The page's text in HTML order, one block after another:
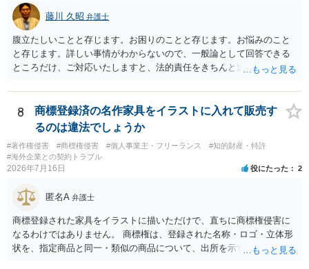
について日本と異なるルールが適用されている可能性があるからで
す。 https://www.cao.go.jp/consumer/doc/101126_shiryou3-2.pdf ４
頁（４）参照 そのため、違約金条項が設けられていなくても、すでに
一定の金員を語学学校側が負担する必要が生じている場合、語学学校
側が、 民法６５０条・656条の規定で、委任事務を処理するのに必要
と認められる費用・債務を負担したとして、費用償還をあなたに行う
可能性は排除しきれないと思われます。 そのため、１の回答として
は、ただちに支払うと明言する必要はありませんが、理屈付けによっ
てあなたに、費用償還を請求する可能性は排斥できないように思いま
す。 ２・次にエージェントに説明義務があるかどうかですか。まず、
エージェントとあなたの間に仲介契約等、何等かの契約が存在してい
なければ 債務不履行責任は問えません。残るは不法行為責任となりま
すが、語学留学の中途キャンセルで費用が発生することを、エージェ
ントが説明すべきなのか、語学学校側が説明すべきなのか、そしてそ
れが法的な義務となりえるのか、そこから争いになる可能性はあると
思います。 基本的には契約当事者があなたに説明するべきものと思
われます。 ３・いずれにしても、キャンセル規定などの説明を学校・
エージェントはしていないのですから、その点についての説明不備
は、こちらにとって大きな交渉材料になるところだと思われます。
藤川 久昭 弁護士
腹立たしいことと存じます。お困りのことと存じます。お悩みのこと
と存じます。詳しい事情がわからないので、一般論として回答できる
ところだけ、ご対応いたしますと、法的責任をきちんと追及されたい
に分析してもらい、今後の対応を検討するべきです。弁護士への直接
相談が良いと思います。なぜならば、法的にきちんと解明するため
に、良い知恵を得るには必要だからです。良い解決になりますよう祈
念しております。納得のいかないことは徹底的に解明しましょう！
8
商標登録済の名作家具をイラストに入れて販売す
るのは違法でしょうか
#著作権侵害 #商標権侵害 #個人事業主・フリーランス
#知的財産・特許
#海外企業との契約トラブル
2026年7月16日 役にたった 2
匿名A 弁護士
商標登録された家具をイラストに描いただけで、直ちに商標権侵害に
なるわけではありません。 商標権は、登録された名称・ロゴ・立体形
状を、指定商品と同一・類似の商品について、出所を示す表示として